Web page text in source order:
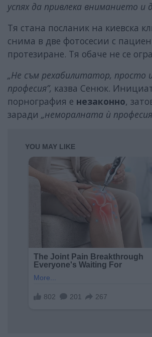
успях да привлека вниманието и
Тя стана посланик на киевска
снима в две фотосесии с
протезиране. Тя обаче не се
„Не съм рехабилитатор, просто
професия”, казва Сенюк.
порнография е незаконно,
заради „неморалната ѝ